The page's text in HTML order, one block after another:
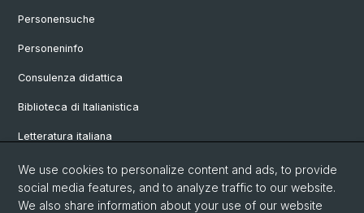
Personensuche
Personeninfo
Consulenza didattica
Biblioteca di Italianistica
Letteratura italiana
Linguistica italiana
Vetrina
We use cookies to personalize content and ads, to provide
social media features, and to analyze traffic to our website.
We also share information about your use of our website